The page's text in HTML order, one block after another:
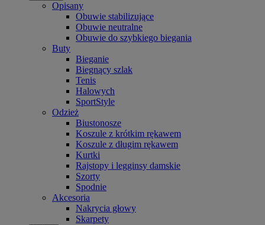
Opisany
Obuwie stabilizujące
Obuwie neutralne
Obuwie do szybkiego biegania
Buty
Bieganie
Biegnący szlak
Tenis
Halowych
SportStyle
Odzież
Biustonosze
Koszule z krótkim rękawem
Koszule z długim rękawem
Kurtki
Rajstopy i legginsy damskie
Szorty
Spodnie
Akcesoria
Nakrycia głowy
Skarpety